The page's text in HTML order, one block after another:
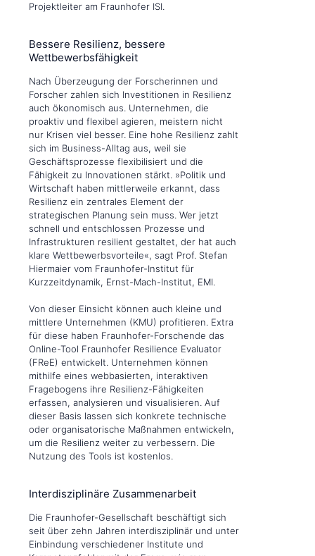
Projektleiter am Fraunhofer ISI.
Bessere Resilienz, bessere
Wettbewerbsfähigkeit
Nach Überzeugung der Forscherinnen und
Forscher zahlen sich Investitionen in Resilienz
auch ökonomisch aus. Unternehmen, die
proaktiv und flexibel agieren, meistern nicht
nur Krisen viel besser. Eine hohe Resilienz zahlt
sich im Business-Alltag aus, weil sie
Geschäftsprozesse flexibilisiert und die
Fähigkeit zu Innovationen stärkt. »Politik und
Wirtschaft haben mittlerweile erkannt, dass
Resilienz ein zentrales Element der
strategischen Planung sein muss. Wer jetzt
schnell und entschlossen Prozesse und
Infrastrukturen resilient gestaltet, der hat auch
klare Wettbewerbsvorteile«, sagt Prof. Stefan
Hiermaier vom Fraunhofer-Institut für
Kurzzeitdynamik, Ernst-Mach-Institut, EMI.
Von dieser Einsicht können auch kleine und
mittlere Unternehmen (KMU) profitieren. Extra
für diese haben Fraunhofer-Forschende das
Online-Tool Fraunhofer Resilience Evaluator
(FReE) entwickelt. Unternehmen können
mithilfe eines webbasierten, interaktiven
Fragebogens ihre Resilienz-Fähigkeiten
erfassen, analysieren und visualisieren. Auf
dieser Basis lassen sich konkrete technische
oder organisatorische Maßnahmen entwickeln,
um die Resilienz weiter zu verbessern. Die
Nutzung des Tools ist kostenlos.
Interdisziplinäre Zusammenarbeit
Die Fraunhofer-Gesellschaft beschäftigt sich
seit über zehn Jahren interdisziplinär und unter
Einbindung verschiedener Institute und